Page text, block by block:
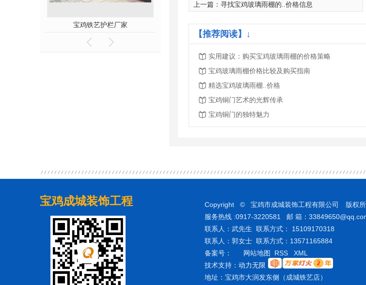
宝鸡铜门厂家
上一篇： 寻找宝鸡玻璃雨棚的..价格信息
【推荐阅读】↓
实用建议：购买宝鸡玻璃雨棚的价格策略
宝鸡玻璃雨棚价格比较及购买指南
精选宝鸡玻璃雨棚..价格
宝鸡铜门艺术的光辉传承
宝鸡铜门的独特魅力
宝鸡成城装饰工程
Copyright © 宝鸡市成城装饰工程有限公司 版权
服务热线 :0917-3220581 邮 箱：
联系人：武先生 联系方式： 15109170318
联系人：郭女士 联系方式：13571165884
备案号：
网站地图 RSS
XML
技术支持： 动力无限
地址：宝鸡市大润发东侧（成城铁艺店）